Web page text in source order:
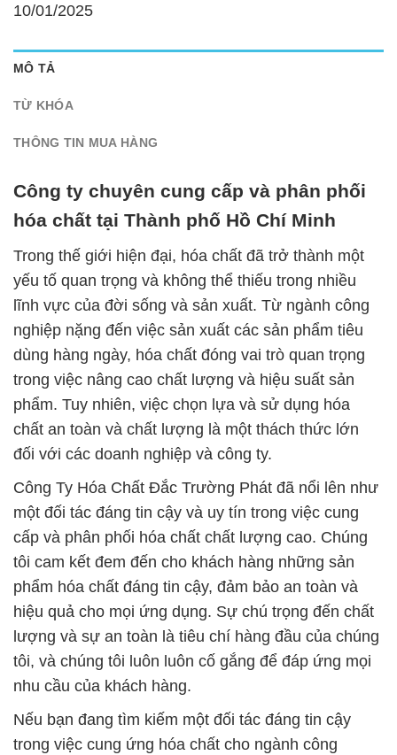
10/01/2025
MÔ TẢ
TỪ KHÓA
THÔNG TIN MUA HÀNG
Công ty chuyên cung cấp và phân phối
hóa chất tại Thành phố Hồ Chí Minh
Trong thế giới hiện đại, hóa chất đã trở thành một
yếu tố quan trọng và không thể thiếu trong nhiều
lĩnh vực của đời sống và sản xuất. Từ ngành công
nghiệp nặng đến việc sản xuất các sản phẩm tiêu
dùng hàng ngày, hóa chất đóng vai trò quan trọng
trong việc nâng cao chất lượng và hiệu suất sản
phẩm. Tuy nhiên, việc chọn lựa và sử dụng hóa
chất an toàn và chất lượng là một thách thức lớn
đối với các doanh nghiệp và công ty.
Công Ty Hóa Chất Đắc Trường Phát đã nổi lên như
một đối tác đáng tin cậy và uy tín trong việc cung
cấp và phân phối hóa chất chất lượng cao. Chúng
tôi cam kết đem đến cho khách hàng những sản
phẩm hóa chất đáng tin cậy, đảm bảo an toàn và
hiệu quả cho mọi ứng dụng. Sự chú trọng đến chất
lượng và sự an toàn là tiêu chí hàng đầu của chúng
tôi, và chúng tôi luôn luôn cố gắng để đáp ứng mọi
nhu cầu của khách hàng.
Nếu bạn đang tìm kiếm một đối tác đáng tin cậy
trong việc cung ứng hóa chất cho ngành công